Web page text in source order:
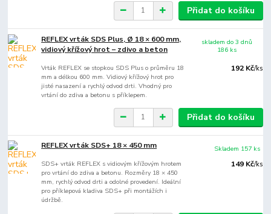
Přidat do košíku
REFLEX vrták SDS Plus, Ø 18 × 600 mm,
vidiový křížový hrot – zdivo a beton
Vrták REFLEX se stopkou SDS Plus o průměru 18
mm a délkou 600 mm. Vidiový křížový hrot pro
jisté nasazení a rychlý odvod drti. Vhodný pro
vrtání do zdiva a betonu s příklepem.
192 Kč/ks
skladem do 3 dnů
186 ks
Přidat do košíku
REFLEX vrták SDS+ 18 × 450 mm
SDS+ vrták REFLEX s vidiovým křížovým hrotem
pro vrtání do zdiva a betonu. Rozměry 18 × 450
mm, rychlý odvod drti a odolné provedení. Ideální
pro příklepová kladiva SDS+ při montážích i
údržbě.
149 Kč/ks
Skladem 157 ks